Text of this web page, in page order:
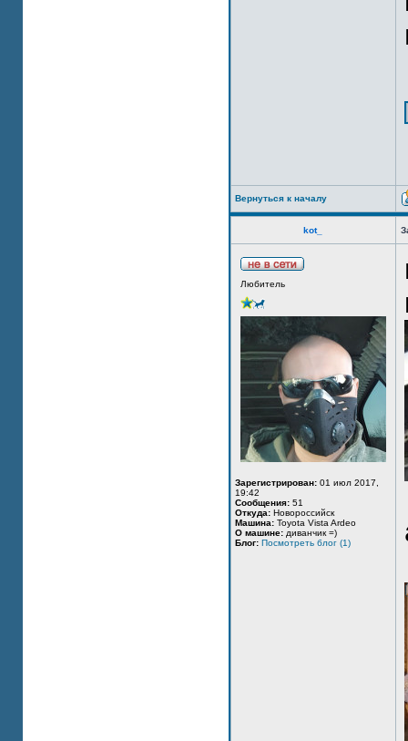
Вернуться к началу
kot_
Любитель
Зарегистрирован: 01 июл 2017,
19:42
Сообщения: 51
Откуда: Новороссийск
Машина: Toyota Vista Ardeo
О машине: диванчик =)
Блог: Посмотреть блог (1)